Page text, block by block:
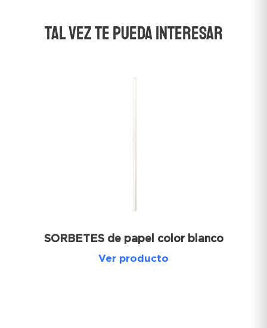
TAL VEZ TE PUEDA INTERESAR
SORBETES de papel color blanco
Ver producto